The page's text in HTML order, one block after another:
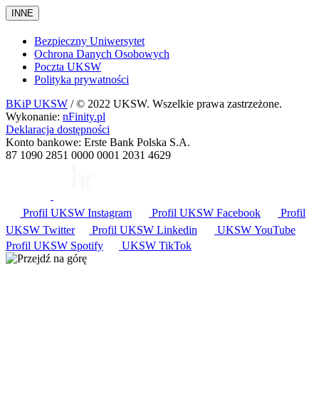
INNE
Bezpieczny Uniwersytet
Ochrona Danych Osobowych
Poczta UKSW
Polityka prywatności
BKiP UKSW / © 2022 UKSW. Wszelkie prawa zastrzeżone.
Wykonanie: nFinity.pl
Deklaracja dostępności
Konto bankowe: Erste Bank Polska S.A.
87 1090 2851 0000 0001 2031 4629
Profil UKSW Instagram Profil UKSW Facebook
Profil
UKSW Twitter Profil UKSW Linkedin UKSW YouTube
Profil UKSW Spotify UKSW TikTok